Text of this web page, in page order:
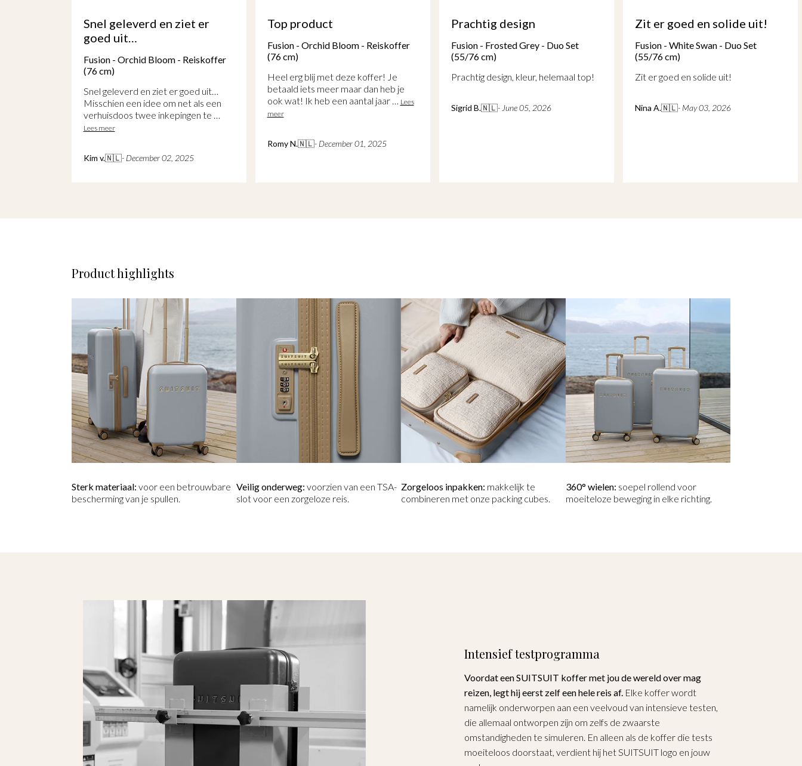
Snel geleverd en ziet er
goed uit…
Fusion - Orchid Bloom - Reiskoffer
(76 cm)
Snel geleverd en ziet er goed uit…
Misschien een idee om net als een
verhuisdoos twee inkepingen te …
Lees meer
Kim v.🇳🇱- December 02, 2025
Top product
Fusion - Orchid Bloom - Reiskoffer
(76 cm)
Heel erg blij met deze koffer! Je
betaald iets meer maar dan heb je
ook wat! Ik heb een aantal jaar … Lees
meer
Romy N.🇳🇱- December 01, 2025
Prachtig design
Fusion - Frosted Grey - Duo Set
(55/76 cm)
Prachtig design, kleur, helemaal top!
Sigrid B.🇳🇱- June 05, 2026
Zit er goed en solide uit!
Fusion - White Swan - Duo Set
(55/76 cm)
Zit er goed en solide uit!
Nina A.🇳🇱- May 03, 2026
Product highlights
Sterk materiaal: voor een betrouwbare
bescherming van je spullen.
Veilig onderweg: voorzien van een TSA-
slot voor een zorgeloze reis.
Zorgeloos inpakken: makkelijk te
combineren met onze packing cubes.
360° wielen: soepel rollend voor
moeiteloze beweging in elke richting.
Intensief testprogramma
Voordat een SUITSUIT koffer met jou de wereld over mag
reizen, legt hij eerst zelf een hele reis af. Elke koffer wordt
namelijk onderworpen aan een veelvoud van intensieve testen,
die allemaal ontworpen zijn om zelfs de zwaarste
omstandigheden te simuleren. En alleen als de koffer die tests
moeiteloos doorstaat, verdient hij het SUITSUIT logo en jouw